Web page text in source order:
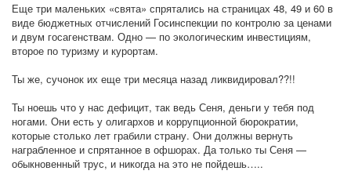
Еще три маленьких «свята» спрятались на страницах 48, 49 и 60 в
виде бюджетных отчислений Госинспекции по контролю за ценами
и двум госагенствам. Одно — по экологическим инвестициям,
второе по туризму и курортам.
Ты же, сучонок их еще три месяца назад ликвидировал??!!
Ты ноешь что у нас дефицит, так ведь Сеня, деньги у тебя под
ногами. Они есть у олигархов и коррупционной бюрократии,
которые столько лет грабили страну. Они должны вернуть
награбленное и спрятанное в офшорах. Да только ты Сеня —
обыкновенный трус, и никогда на это не пойдешь…..